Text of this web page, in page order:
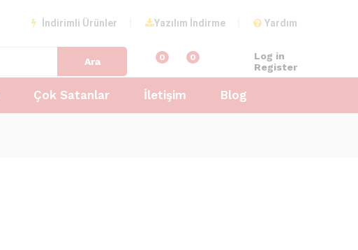
İndirimli Ürünler Yazılım İndirme Yardım
Ara 0 0
Log in
Register
Çok Satanlar İletişim Blog